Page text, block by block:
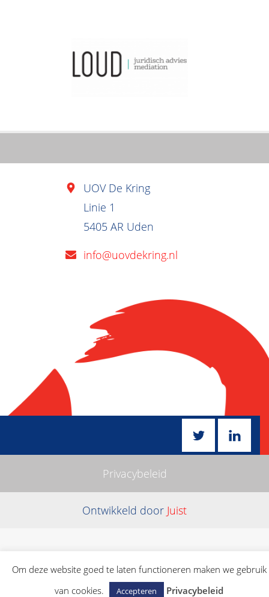
UOV De Kring
Linie 1
5405 AR Uden
info@uovdekring.nl
Privacybeleid
Ontwikkeld door Juist
Om deze website goed te laten functioneren maken we gebruik
van cookies.
Accepteren Privacybeleid